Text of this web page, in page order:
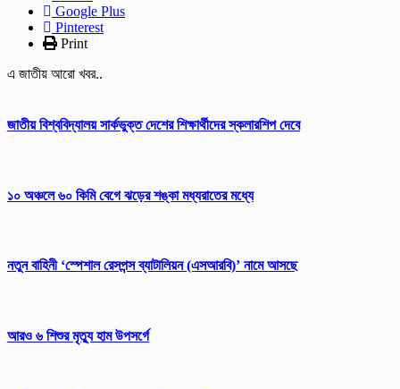
Google Plus
Pinterest
Print
এ জাতীয় আরো খবর..
জাতীয় বিশ্ববিদ্যালয় সার্কভুক্ত দেশের শিক্ষার্থীদের স্কলারশিপ দেবে
১০ অঞ্চলে ৬০ কিমি বেগে ঝড়ের শঙ্কা মধ্যরাতের মধ্যে
নতুন বাহিনী ‘স্পেশাল রেসপন্স ব্যাটালিয়ন (এসআরবি)’ নামে আসছে
আরও ৬ শিশুর মৃত্যু হাম উপসর্গে